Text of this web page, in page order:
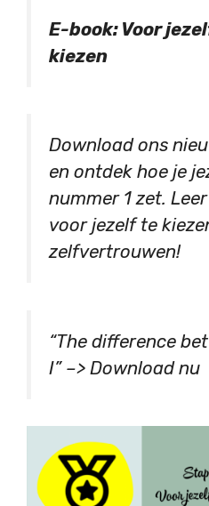
E-book: Voor
kiezen
Download ons
en ontdek hoe je
nummer 1 zet.
voor jezelf te
zelfvertrouwen!
“The difference
I” –> Download nu